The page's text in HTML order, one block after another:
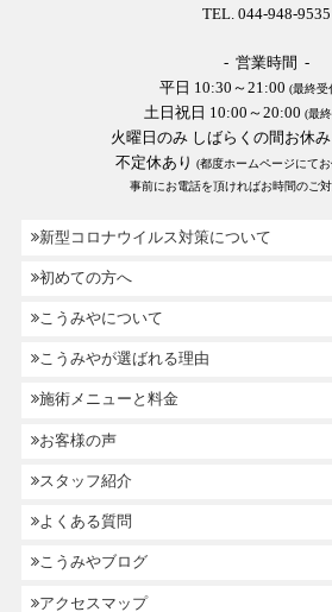
TEL. 044-948-9535
- 営業時間 -
平日 10:30～21:00 (最終受
土日祝日 10:00～20:00 (最
火曜日のみ しばらくの間お休み
不定休あり (都度ホームページにて
事前にお電話を頂ければお時間のご対
新型コロナウイルス対策について
初めての方へ
こうみやについて
こうみやが選ばれる理由
施術メニューと料金
お客様の声
スタッフ紹介
よくある質問
こうみやブログ
アクセスマップ